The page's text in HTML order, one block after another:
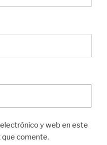
y web en este
que comente.